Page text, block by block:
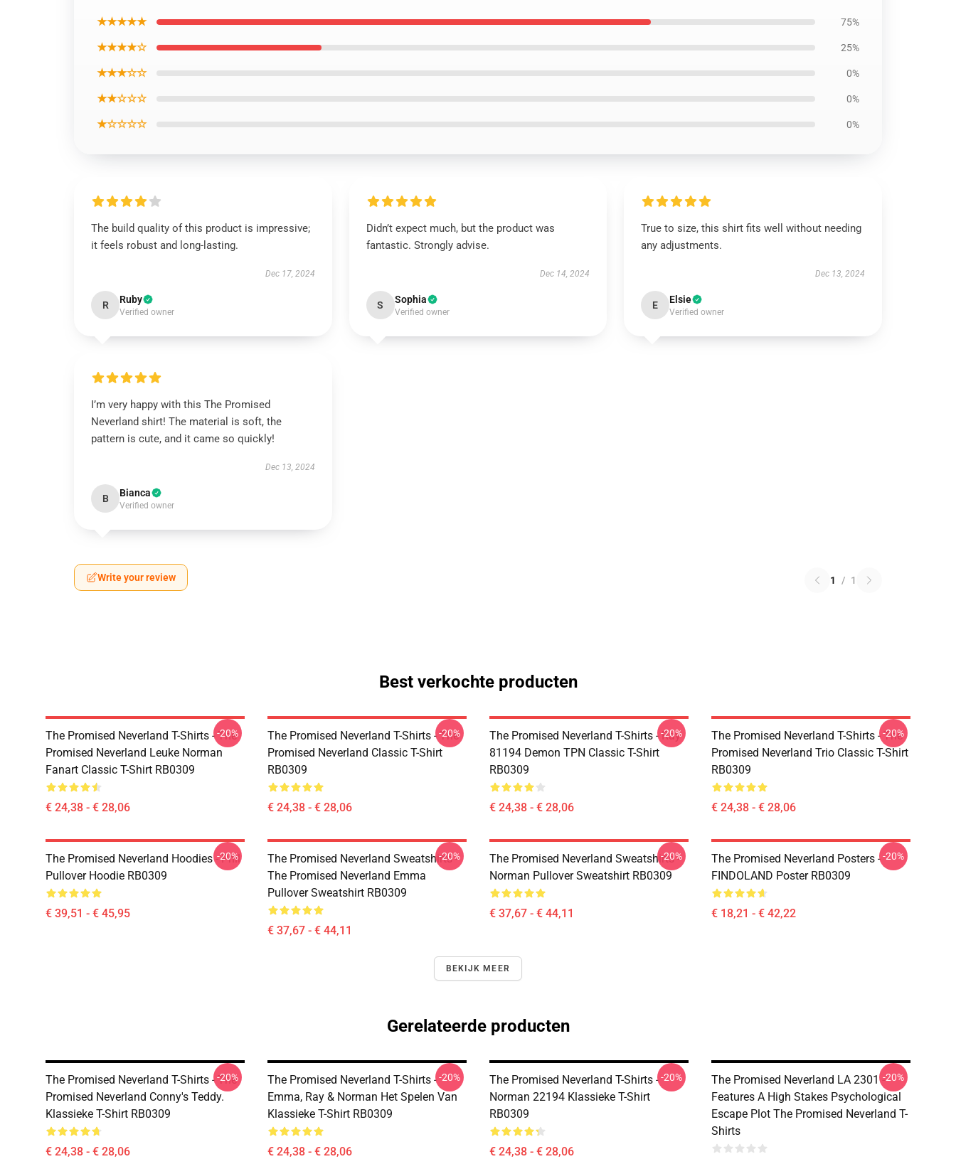
★★★★★ 75%
★★★★☆ 25%
★★★☆☆ 0%
★★☆☆☆ 0%
★☆☆☆☆ 0%
The build quality of this product is impressive;
it feels robust and long-lasting.
Dec 17, 2024
R Ruby
Verified owner
Didn’t expect much, but the product was
fantastic. Strongly advise.
Dec 14, 2024
S Sophia
Verified owner
True to size, this shirt fits well without needing
any adjustments.
Dec 13, 2024
E Elsie
Verified owner
I’m very happy with this The Promised
Neverland shirt! The material is soft, the
pattern is cute, and it came so quickly!
Dec 13, 2024
B Bianca
Verified owner
Write your review 1 / 1
Best verkochte producten
The Promised Neverland T-Shirts - The
Promised Neverland Leuke Norman
Fanart Classic T-Shirt RB0309
€ 24,38 - € 28,06
-20%
The Promised Neverland T-Shirts - The
Promised Neverland Classic T-Shirt
RB0309
€ 24,38 - € 28,06
-20%
The Promised Neverland T-Shirts - Ray
81194 Demon TPN Classic T-Shirt
RB0309
€ 24,38 - € 28,06
-20%
The Promised Neverland T-Shirts - The
Promised Neverland Trio Classic T-Shirt
RB0309
€ 24,38 - € 28,06
-20%
The Promised Neverland Hoodies - Phil
Pullover Hoodie RB0309
€ 39,51 - € 45,95
-20%
The Promised Neverland Sweatshirts -
The Promised Neverland Emma
Pullover Sweatshirt RB0309
€ 37,67 - € 44,11
-20%
The Promised Neverland Sweatshirts -
Norman Pullover Sweatshirt RB0309
€ 37,67 - € 44,11
-20%
The Promised Neverland Posters -
FINDOLAND Poster RB0309
€ 18,21 - € 42,22
-20%
BEKIJK MEER
Gerelateerde producten
The Promised Neverland T-Shirts - The
Promised Neverland Conny's Teddy.
Klassieke T-Shirt RB0309
€ 24,38 - € 28,06
-20%
The Promised Neverland T-Shirts -
Emma, Ray & Norman Het Spelen Van
Klassieke T-Shirt RB0309
€ 24,38 - € 28,06
-20%
The Promised Neverland T-Shirts -
Norman 22194 Klassieke T-Shirt
RB0309
€ 24,38 - € 28,06
-20%
The Promised Neverland LA 2301 -
Features A High Stakes Psychological
Escape Plot The Promised Neverland T-
Shirts
-20%